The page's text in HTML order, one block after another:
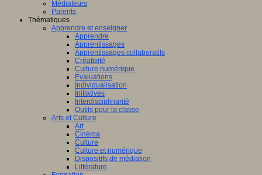
Médiateurs
Parents
Thématiques
Apprendre et enseigner
Apprendre
Apprentissages
Apprentissages collaboratifs
Créativité
Culture numérique
Evaluations
Individualisation
Initiatives
Interdisciplinarité
Outils pour la classe
Arts et Culture
Art
Cinéma
Culture
Culture et numérique
Dispositifs de médiation
Littérature